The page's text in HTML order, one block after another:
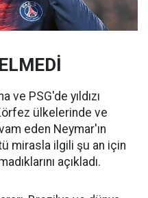
ve PSG'de yıldızı
ülkelerinde ve
eden Neymar'ın
mirasla ilgili şu an için
açıkladı.